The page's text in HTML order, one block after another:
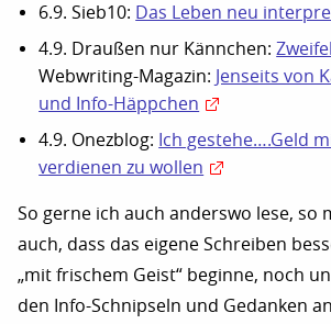
6.9. Sieb10: Das Leben neu
4.9. Draußen nur Kännchen:Zweifel
Webwriting-Magazin: Jenseits von
und Info-Häppchen
4.9. Onezblog: Ich gestehe….Geld
verdienen zu wollen
So gerne ich auch anderswo lese, so
auch, dass das eigene Schreiben
„mit frischem Geist“ beginne, noch
den Info-Schnipseln und Gedanken